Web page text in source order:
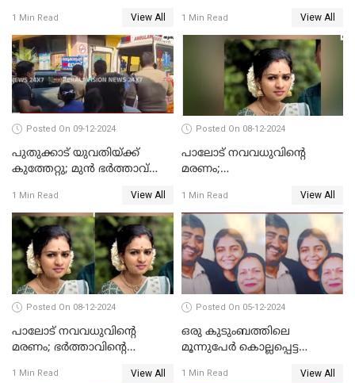
സംശയിക്കുന്നയാള്‍
കസ്റ്റഡിയില്‍
1 Min Read View All
മാറ്റിയതായി മൻസൂർ
ആശുപത്രി എം.ഡി ഷംസുദ്ദീൻ
1 Min Read View All
Posted On 09-12-2024
പുതുക്കാട് യുവതിയ്ക്ക്
കുത്തേറ്റു; മുൻ ഭർത്താവ്
1 Min Read View All
Posted On 08-12-2024
പാലോട് നവവധുവിന്റെ
മരണം;
സ്ഥിരീകരിച്ച് പൊലീസ്
1 Min Read View All
Posted On 08-12-2024
പാലോട് നവവധുവിന്റെ
മരണം; ഭര്‍ത്താവിന്റെ
1 Min Read View All
Posted On 05-12-2024
ഒരു കുടുംബത്തിലെ
മൂന്നുപേര്‍ കൊല്ലപ്പെട്ട
1 Min Read View All